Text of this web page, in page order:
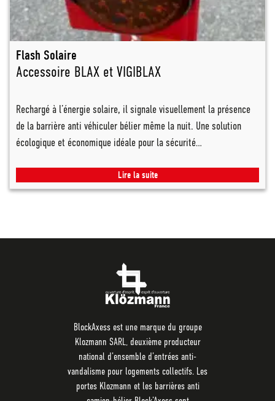
Flash Solaire
Accessoire BLAX et VIGIBLAX
Rechargé à l’énergie solaire, il signale visuellement la présence
de la barrière anti véhiculer bélier même la nuit. Une solution
écologique et économique idéale pour la sécurité…
Lire la suite
BlockAxess est une marque du groupe
Klozmann SARL, deuxième producteur
national d’ensemble d’entrées anti-
vandalisme pour logements collectifs. Les
portes Klozmann et les barrières anti